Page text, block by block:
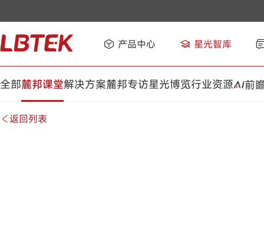
产品中心 星光智库
全部麓邦课堂解决方案麓邦专访星光博览行业资源 前
返回列表